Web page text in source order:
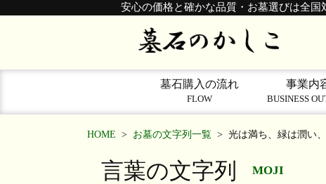
安心の価格と確かな品質・お墓選びは全国
墓石購入の流れ
FLOW
事業内
BUSINESS
HOME > お墓の文字列一覧 > 光は満ち、緑は潤い
言葉の文字列 MOJI